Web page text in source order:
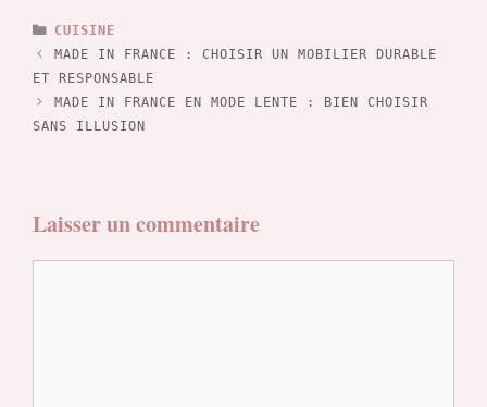
CATÉGORIES
CUISINE
MADE IN FRANCE : CHOISIR UN MOBILIER DURABLE
ET RESPONSABLE
MADE IN FRANCE EN MODE LENTE : BIEN CHOISIR
SANS ILLUSION
Laisser un commentaire